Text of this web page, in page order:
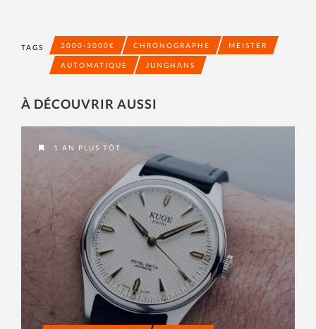
TAGS 2000-3000€ CHRONOGRAPHE MEISTER
AUTOMATIQUE JUNGHANS
À DÉCOUVRIR AUSSI
1 AN PLUS TÔT